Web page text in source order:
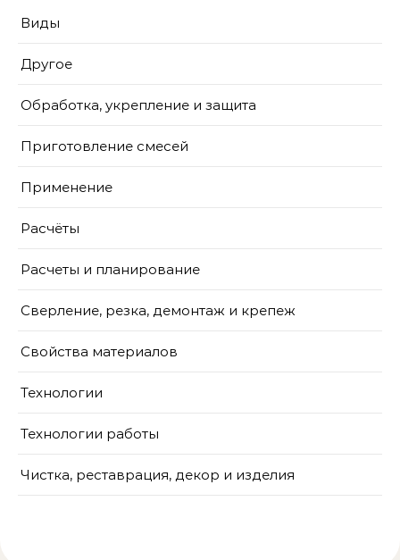
Виды
Другое
Обработка, укрепление и защита
Приготовление смесей
Применение
Расчёты
Расчеты и планирование
Сверление, резка, демонтаж и крепеж
Свойства материалов
Технологии
Технологии работы
Чистка, реставрация, декор и изделия